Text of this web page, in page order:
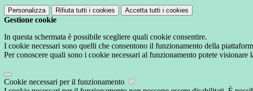
Personalizza Rifiuta tutti i cookies Accetta tutti i cookies
Gestione cookie
In questa schermata è possibile scegliere quali cookie consentire.
I cookie necessari sono quelli che consentono il funzionamento della
Per conoscere quali sono i cookie necessari al funzionamento potete visionare
Cookie necessari per il funzionamento